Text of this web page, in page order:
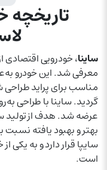
تاریخچه
ساینا
معرفی شد. این خودرو
مناسب برای پراید طراحی
عرضه شد. هدف از تولید
بهتر و بهبود یافته نسبت
سایپا قرار دارد و به یکی
است.